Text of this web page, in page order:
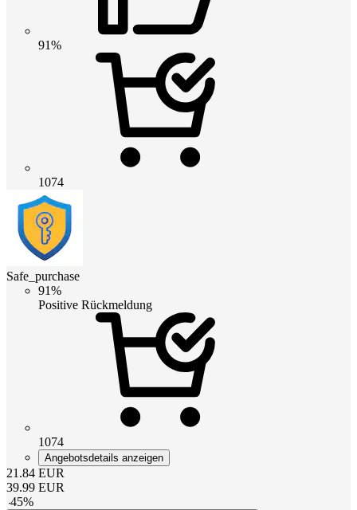
91%
1074
Safe_purchase
91%
Positive Rückmeldung
1074
Angebotsdetails anzeigen
21.84 EUR
39.99 EUR
-45%